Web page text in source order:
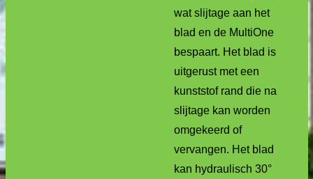
wat slijtage aan het
blad en de MultiOne
bespaart. Het blad is
uitgerust met een
kunststof rand die na
slijtage kan worden
omgekeerd of
vervangen. Het blad
kan hydraulisch 30°